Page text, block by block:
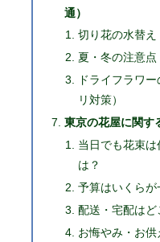
通）
切り花の水替
夏・冬の注意点
ドライフラワ
リ対策）
東京の花屋に関す
当日でも花束
は？
予算はいくらが
配送・宅配はど
お悔やみ・お